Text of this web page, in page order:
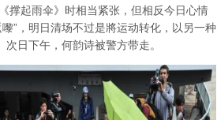
撑起雨伞》时相当紧张，但相反今日心情
”，明日清场不过是將运动转化，以另一种
日下午，何韵诗被警方带走。